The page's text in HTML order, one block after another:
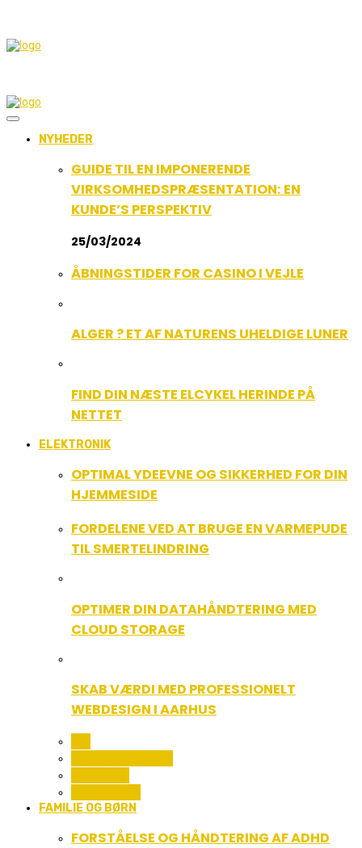
NYHEDER
GUIDE TIL EN IMPONERENDE
VIRKSOMHEDSPRÆSENTATION: EN
KUNDE’S PERSPEKTIV
25/03/2024
ÅBNINGSTIDER FOR CASINO I VEJLE
ALGER ? ET AF NATURENS UHELDIGE LUNER
FIND DIN NÆSTE ELCYKEL HERINDE PÅ
NETTET
ELEKTRONIK
OPTIMAL YDEEVNE OG SIKKERHED FOR DIN
HJEMMESIDE
FORDELENE VED AT BRUGE EN VARMEPUDE
TIL SMERTELINDRING
OPTIMER DIN DATAHÅNDTERING MED
CLOUD STORAGE
SKAB VÆRDI MED PROFESSIONELT
WEBDESIGN I AARHUS
FAMILIE OG BØRN
FORSTÅELSE OG HÅNDTERING AF ADHD